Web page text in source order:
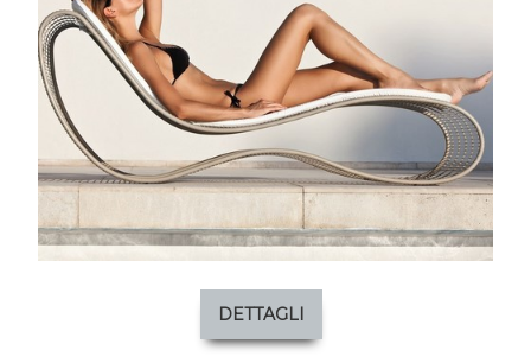
DETTAGLI